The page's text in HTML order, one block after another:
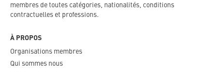
membres de toutes catégories, nationalités, conditions
contractuelles et professions.
À PROPOS
Organisations membres
Qui sommes nous